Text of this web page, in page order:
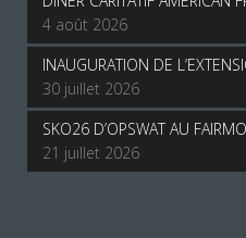
4 août 2026
INAUGURATION DE
30 juillet 2026
SKO26 D’OPSWAT AU
21 juillet 2026